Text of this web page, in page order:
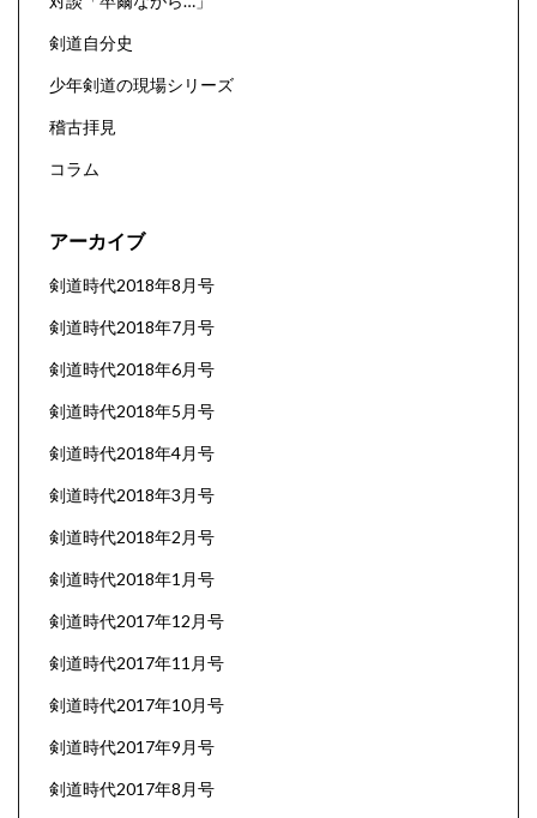
剣道自分史
少年剣道の現場シリーズ
稽古拝見
コラム
アーカイブ
剣道時代2018年8月号
剣道時代2018年7月号
剣道時代2018年6月号
剣道時代2018年5月号
剣道時代2018年4月号
剣道時代2018年3月号
剣道時代2018年2月号
剣道時代2018年1月号
剣道時代2017年12月号
剣道時代2017年11月号
剣道時代2017年10月号
剣道時代2017年9月号
剣道時代2017年8月号